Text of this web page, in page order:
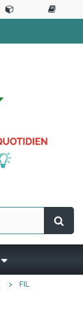
> FIL